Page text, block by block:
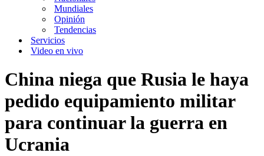
Mundiales
Opinión
Tendencias
Servicios
Video en vivo
China niega que Rusia le haya
pedido equipamiento militar
para continuar la guerra en
Ucrania